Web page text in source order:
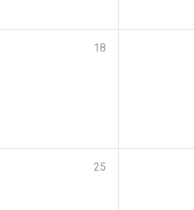
18
25